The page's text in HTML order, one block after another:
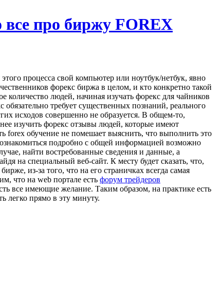
все про биржу FOREX
процесса свой компьютер или ноутбук/нетбук, явно
форекс биржа в целом, и кто конкретно такой
количество людей, начиная изучать форекс для чайников
требует существенных познаний, реального
исходов совершенно не образуется. В общем-то,
изучить форекс отзывы людей, которые имеют
forex обучение не помешает выяснить, что выполнить это
подробно с общей информацией возможно
найти востребованные сведения и данные, а
на специальный веб-сайт. К месту будет сказать, что,
из-за того, что на его страничках всегда самая
что на web портале есть форум трейдеров
все имеющие желание. Таким образом, на практике есть
легко прямо в эту минуту.